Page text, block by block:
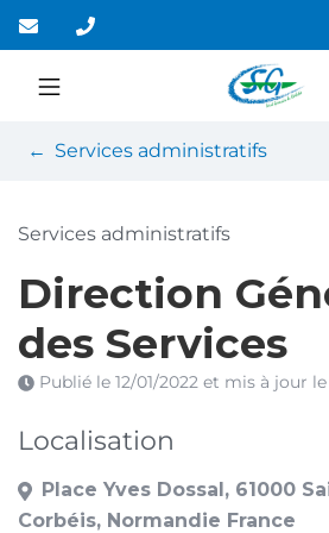
Aller
au
contenu
Services administratifs
Services administratifs
Direction
des Services
Publié le 12/01/2022 et mis à jour le
Localisation
Place Yves Dossal, 61000
Corbéis, Normandie France